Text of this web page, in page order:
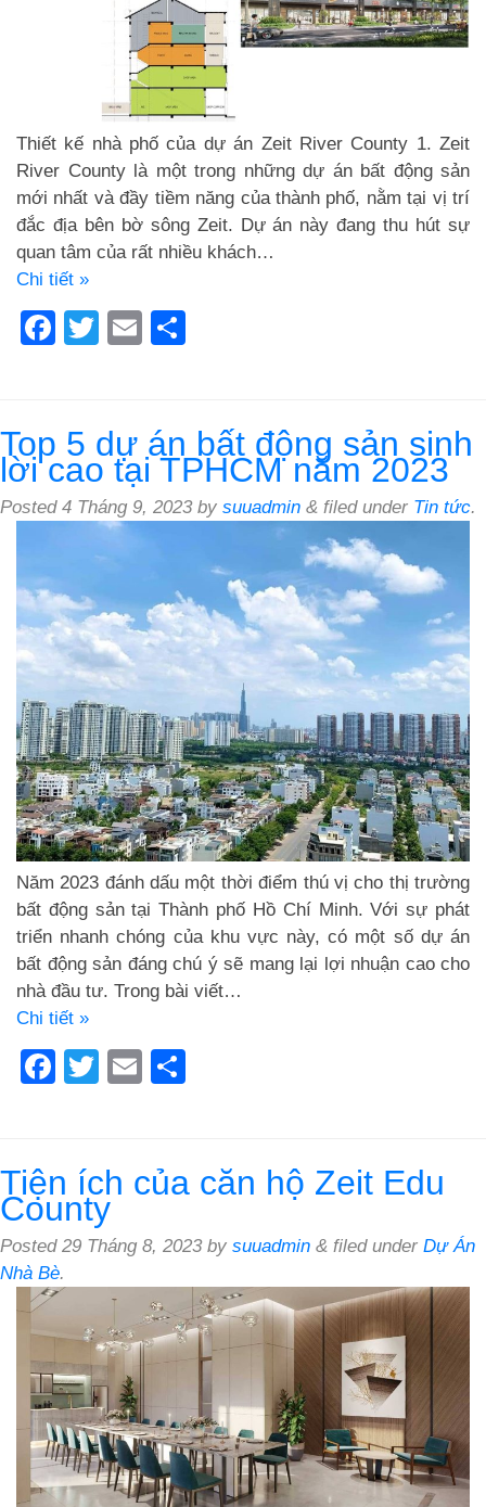
Thiết kế nhà phố của dự án Zeit River County 1. Zeit
River County là một trong những dự án bất động sản
mới nhất và đầy tiềm năng của thành phố, nằm tại vị trí
đắc địa bên bờ sông Zeit. Dự án này đang thu hút sự
quan tâm của rất nhiều khách…
Chi tiết »
Facebook
TwitterEmail
Top 5 dự án bất động sản sinh
lời cao tại TPHCM năm 2023
Posted 4 Tháng 9, 2023by suuadmin & filed under Tin tức.
Năm 2023 đánh dấu một thời điểm thú vị cho thị trường
bất động sản tại Thành phố Hồ Chí Minh. Với sự phát
triển nhanh chóng của khu vực này, có một số dự án
bất động sản đáng chú ý sẽ mang lại lợi nhuận cao cho
nhà đầu tư. Trong bài viết…
Chi tiết »
Facebook
TwitterEmail
Tiện ích của căn hộ Zeit Edu
County
Posted 29 Tháng 8, 2023by suuadmin & filed under Dự Án
Nhà Bè.